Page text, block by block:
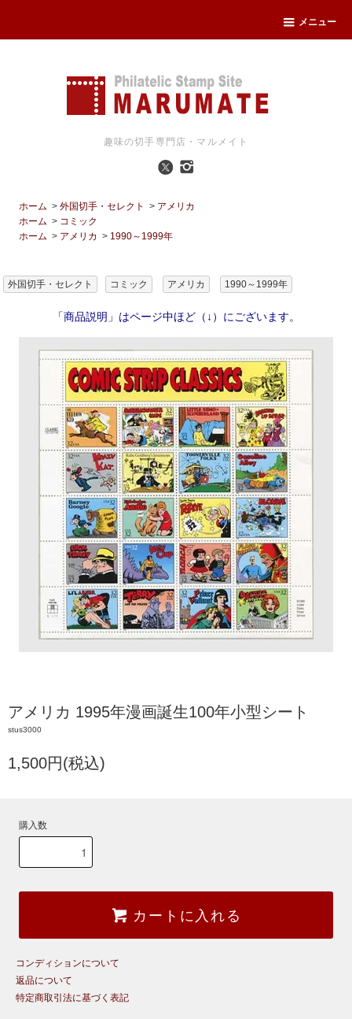
メニュー
趣味の切手専門店・マルメイト
ホーム >外国切手・セレクト > アメリカ
ホーム > コミック
ホーム > アメリカ > 1990～1999年
外国切手・セレクト コミック アメリカ 1990～1999年
「商品説明」はページ中ほど（↓）にございます。
アメリカ 1995年漫画誕生100年小型シート
stus3000
1,500円(税込)
購入数
カートに入れる
コンディションについて
返品について
特定商取引法に基づく表記